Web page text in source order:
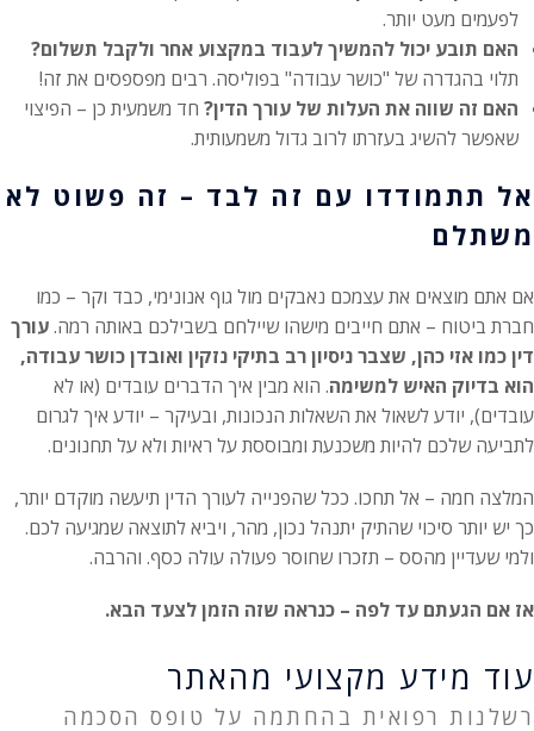
לפעמים מעט יותר.
האם תובע יכול להמשיך לעבוד במקצוע אחר ולקבל תשלום?
תלוי בהגדרה של "כושר עבודה" בפוליסה. רבים מפספסים את זה!
האם זה שווה את העלות של עורך הדין? חד משמעית כן – הפיצוי
שאפשר להשיג בעזרתו לרוב גדול משמעותית.
אל תתמודדו עם זה לבד – זה פשוט לא
משתלם
אם אתם מוצאים את עצמכם נאבקים מול גוף אנונימי, כבד וקר – כמו
חברת ביטוח – אתם חייבים מישהו שיילחם בשבילכם באותה רמה.עורך
דין כמו אזי כהן, שצבר ניסיון רב בתיקי נזקין ואובדן כושר עבודה,
הוא בדיוק האיש למשימה. הוא מבין איך הדברים עובדים (או לא
עובדים), יודע לשאול את השאלות הנכונות, ובעיקר – יודע איך לגרום
לתביעה שלכם להיות משכנעת ומבוססת על ראיות ולא על תחנונים.
המלצה חמה – אל תחכו. ככל שהפנייה לעורך הדין תיעשה מוקדם יותר,
כך יש יותר סיכוי שהתיק יתנהל נכון, מהר, ויביא לתוצאה שמגיעה לכם.
ולמי שעדיין מהסס – תזכרו שחוסר פעולה עולה כסף. והרבה.
אז אם הגעתם עד לפה – כנראה שזה הזמן לצעד הבא.
עוד מידע מקצועי מהאתר
רשלנות רפואית בהחתמה על טופס הסכמה